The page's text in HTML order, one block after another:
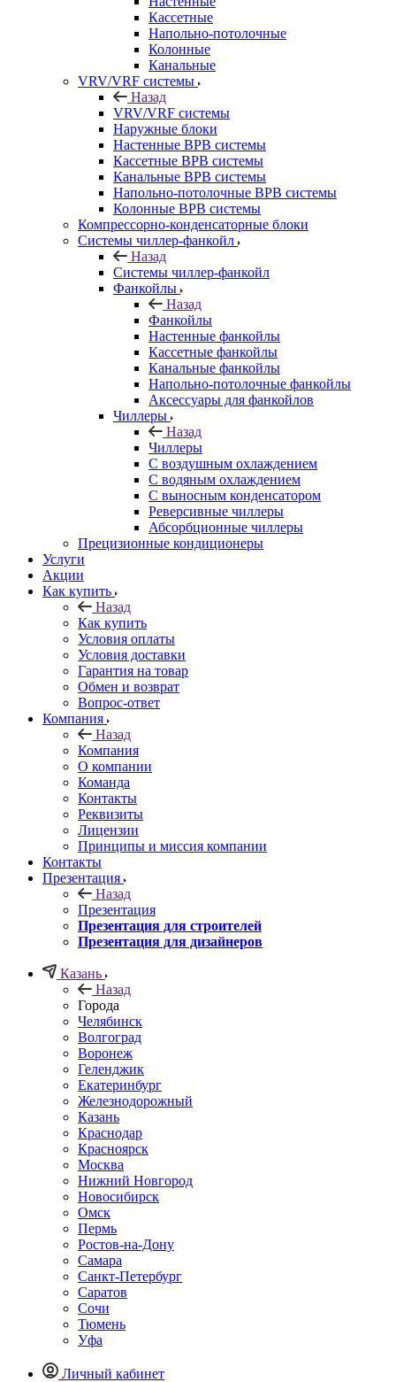
Кассетные
Напольно-потолочные
Колонные
Канальные
VRV/VRF системы
Назад
VRV/VRF системы
Наружные блоки
Настенные ВРВ системы
Кассетные ВРВ системы
Канальные ВРВ системы
Напольно-потолочные ВРВ системы
Колонные ВРВ системы
Компрессорно-конденсаторные блоки
Системы чиллер-фанкойл
Назад
Системы чиллер-фанкойл
Фанкойлы
Назад
Фанкойлы
Настенные фанкойлы
Кассетные фанкойлы
Канальные фанкойлы
Напольно-потолочные фанкойлы
Аксессуары для фанкойлов
Чиллеры
Назад
Чиллеры
С воздушным охлаждением
С водяным охлаждением
С выносным конденсатором
Реверсивные чиллеры
Абсорбционные чиллеры
Прецизионные кондиционеры
Услуги
Акции
Как купить
Назад
Как купить
Условия оплаты
Условия доставки
Гарантия на товар
Обмен и возврат
Вопрос-ответ
Компания
Назад
Компания
О компании
Команда
Контакты
Реквизиты
Лицензии
Принципы и миссия компании
Контакты
Презентация
Назад
Презентация
Презентация для строителей
Презентация для дизайнеров
Казань
Назад
Города
Челябинск
Волгоград
Воронеж
Геленджик
Екатеринбург
Железнодорожный
Казань
Краснодар
Красноярск
Москва
Нижний Новгород
Новосибирск
Омск
Пермь
Ростов-на-Дону
Самара
Санкт-Петербург
Саратов
Сочи
Тюмень
Уфа
Личный кабинет